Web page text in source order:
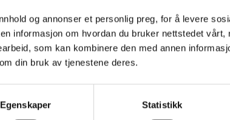
og annonser et personlig preg, for å levere
informasjon om hvordan du bruker nettstedet vårt,
som kan kombinere den med annen
din bruk av tjenestene deres.
Egenskaper Statistikk